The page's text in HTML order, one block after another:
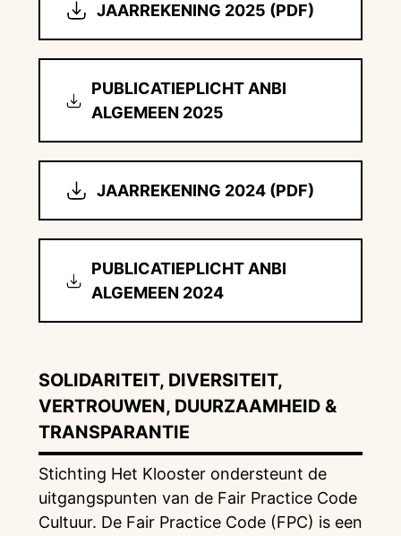
JAARREKENING 2025 (PDF)
PUBLICATIEPLICHT ANBI
ALGEMEEN 2025
JAARREKENING 2024 (PDF)
PUBLICATIEPLICHT ANBI
ALGEMEEN 2024
SOLIDARITEIT, DIVERSITEIT,
VERTROUWEN, DUURZAAMHEID &
TRANSPARANTIE
Stichting Het Klooster ondersteunt de
uitgangspunten van de Fair Practice Code
Cultuur. De Fair Practice Code (FPC) is een